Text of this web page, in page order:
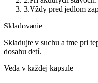
3.Vždy pred jedlom
Skladovanie
Skladujte v suchu a tme pri
dosahu detí.
Veda v každej kapsule